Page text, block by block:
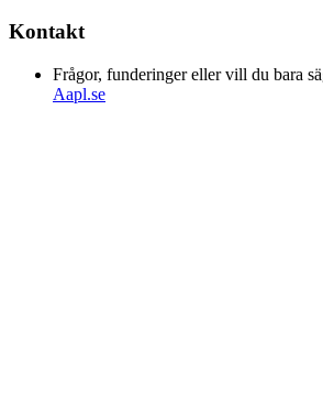
Kontakt
Frågor, funderinger eller vill du bara
Aapl.se